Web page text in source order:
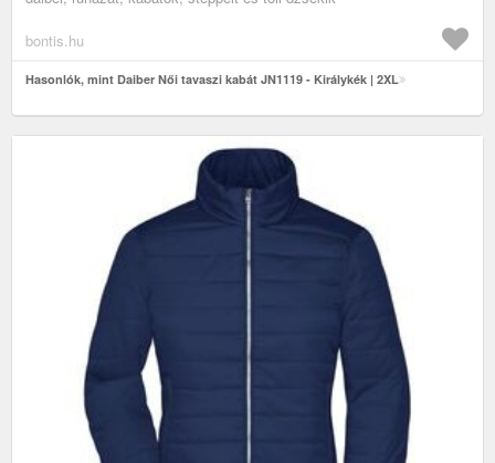
bontis.hu
Hasonlók, mint Daiber Női tavaszi kabát JN1119 - Királykék | 2XL